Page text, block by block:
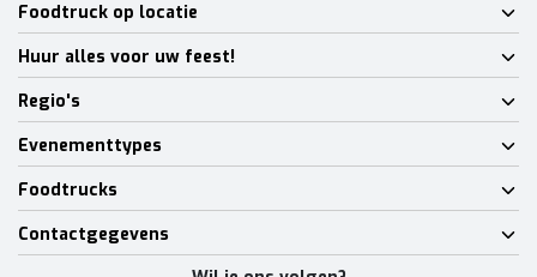
Foodtruck op locatie
Huur alles voor uw feest!
Regio's
Evenementtypes
Foodtrucks
Contactgegevens